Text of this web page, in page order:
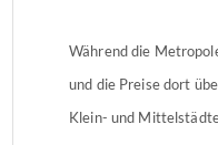
Während die
und die Preise dort
Klein- und